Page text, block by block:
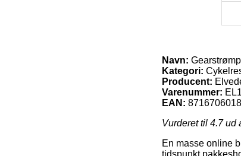
Navn:
Kategori:
Producent:
Varenummer:
EAN:
Vurderet til 4.7ud
En masse online
tidspunkt